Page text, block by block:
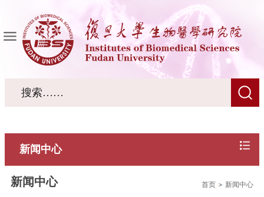
新闻中心
新闻中心 首页 新闻中心